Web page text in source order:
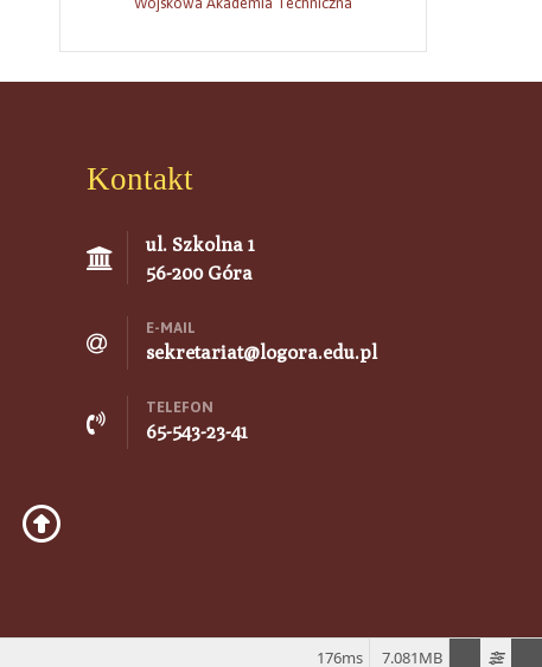
Kontakt
ul. Szkolna 1
56-200 Góra
E-MAIL
sekretariat@logora.edu.pl
TELEFON
65-543-23-41
7.081MB
176ms